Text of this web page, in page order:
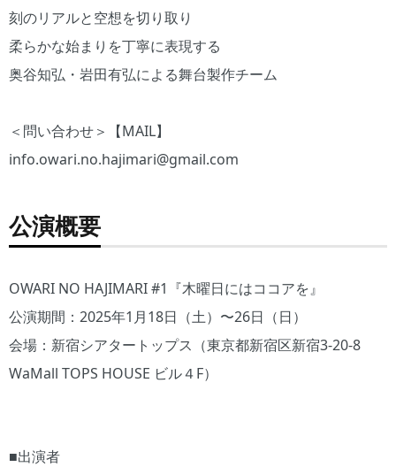
刻のリアルと空想を切り取り
柔らかな始まりを丁寧に表現する
奥谷知弘・岩田有弘による舞台製作チーム
＜問い合わせ＞【MAIL】
info.owari.no.hajimari@gmail.com
公演概要
OWARI NO HAJIMARI #1『木曜日にはココアを』
公演期間：2025年1月18日（土）〜26日（日）
会場：新宿シアタートップス（東京都新宿区新宿3-20-8
WaMall TOPS HOUSE ビル４F）
■出演者